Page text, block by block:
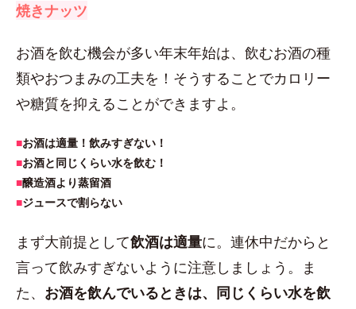
焼きナッツ
お酒を飲む機会が多い年末年始は、飲むお酒の種
類やおつまみの工夫を！そうすることでカロリー
や糖質を抑えることができますよ。
■お酒は適量！飲みすぎない！
■お酒と同じくらい水を飲む！
■醸造酒より蒸留酒
■ジュースで割らない
まず大前提として飲酒は適量に。連休中だからと
言って飲みすぎないように注意しましょう。ま
た、 お酒を飲んでいるときは、同じくらい水を飲